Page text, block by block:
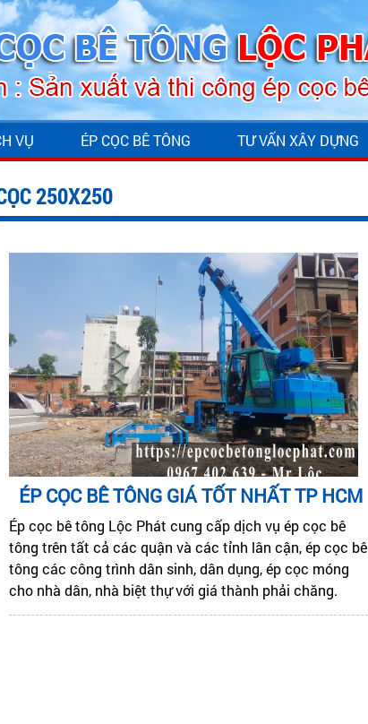
VỤ ÉP CỌC BÊ TÔNG TƯ VẤN XÂY DỰNG
250X250
ÉP CỌC BÊ TÔNG GIÁ TỐT NHẤT TP HCM
Ép cọc bê tông Lộc Phát cung cấp dịch vụ ép cọc bê
tông trên tất cả các quận và các tỉnh lân cận, ép cọc bê
tông các công trình dân sinh, dân dụng, ép cọc móng
cho nhà dân, nhà biệt thự với giá thành phải chăng.